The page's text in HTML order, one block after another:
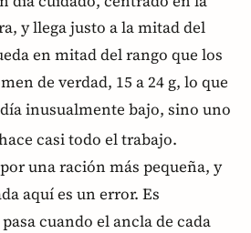
y llega justo a la mitad del
en mitad del rango que los
de verdad, 15 a 24 g, lo que
inusualmente bajo, sino uno
casi todo el trabajo.
una ración más pequeña, y
aquí es un error. Es
cuando el ancla de cada